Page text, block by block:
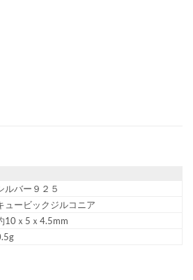
ルバー９２５
ュービックジルコニア
10ｘ5ｘ4.5mm